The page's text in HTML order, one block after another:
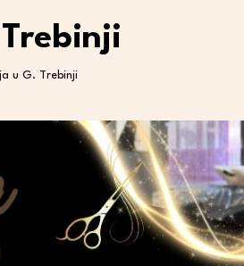
u G. Trebinji